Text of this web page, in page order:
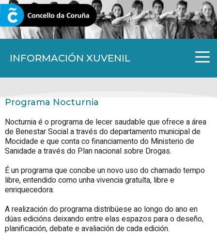
INFORMACIÓN XUVENIL
CORUNA.GAL
Programa Nocturnia
Nocturnia é o programa de lecer saudable que ofrece a área
de Benestar Social a través do departamento municipal de
Mocidade e que conta co financiamento do Ministerio de
Sanidade a través do Plan nacional sobre Drogas.
É un programa que concibe un novo uso do chamado tempo
libre, entendido como unha vivencia gratuíta, libre e
enriquecedora.
A realización do programa distribúese ao longo do ano en
dúas edicións deixando entre elas espazos para o deseño,
planificación, debate e avaliación de cada edición.